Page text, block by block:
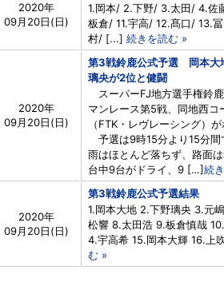
2020年
09月20日(日)
1.岡本/ 2.下野/ 3.太田/ 4.佐
板倉/ 11.宇高/ 12.髙口/ 13.
村/ [...] 続きを読む »
2020年
09月20日(日)
第3戦鈴鹿公式予選 岡本大
璃央が2位と健闘
スーパーFJ地方選手権鈴
マンレース第5戦、同地西
（FTK・レヴレーシング）
予選は9時15分より15分間
雨はほとんど落ちず、路面
台中9台がドライ、9 […]続
2020年
09月20日(日)
第3戦鈴鹿公式予選結果
1.岡本大地 2.下野璃央 3.元
松響 8.太田浩 9.板倉慎哉
4.宇高希 15.岡本大輝 16.上
む »